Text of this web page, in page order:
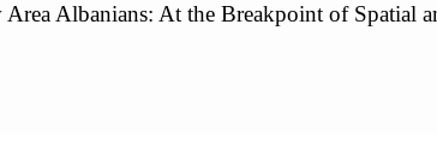
Albanians: At the Breakpoint of Spatial